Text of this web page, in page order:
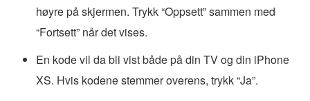
høyre på skjermen. Trykk “Oppsett” sammen med
“Fortsett” når det vises.
En kode vil da bli vist både på din TV og din iPhone
XS. Hvis kodene stemmer overens, trykk “Ja”.